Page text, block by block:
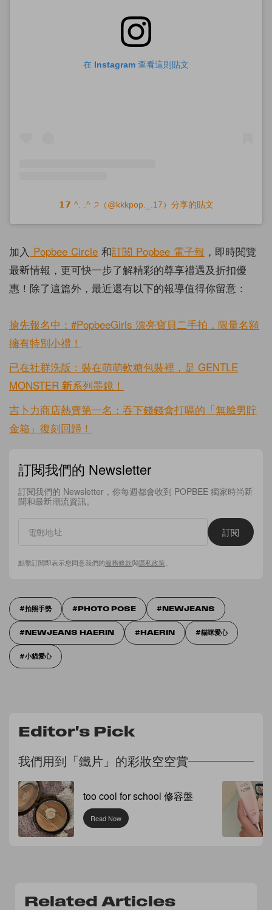
在 Instagram 查看這則貼文
𝟭𝟳 ︎︎^. .^ ੭（@kkkpop._.17）分享的貼文
加入 Popbee Circle 和訂閱 Popbee 電子報 ，即時閱覽
最新情報，更可快一步了解精彩的尊享禮遇及折扣優
惠！除了這篇外，最近還有以下的報導值得你留意：
搶先報名中：#PopbeeGirls 漂亮寶貝二手拍，限量名額
擁有特別小禮！
已在社群洗版：裝在萌萌軟糖包裝裡，是 GENTLE
MONSTER 新系列墨鏡！
吉卜力商店熱賣第一名：吞下錢錢會打嗝的「無臉男貯
金箱」復刻回歸！
訂閱我們的 Newsletter
訂閱我們的 Newsletter，你每週都會收到 POPBEE 獨家時尚新
聞和最新潮流資訊。
訂閱
點擊訂閱即表示您同意我們的服務條款與隱私政策
拍照手勢 PHOTO POSE NEWJEANS
NEWJEANS HAERIN HAERIN 貓咪愛心
小貓愛心
Editor's Pick
我們用到「鐵片」的彩妝空空賞
too cool for school 修容盤
Read Now
Related Articles